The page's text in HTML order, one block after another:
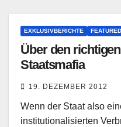
EXKLUSIVBERICHTE FEATURED
Über den
Staatsmafia
19. DEZEMBER 2012
Wenn der Staat also
institutionalisierten